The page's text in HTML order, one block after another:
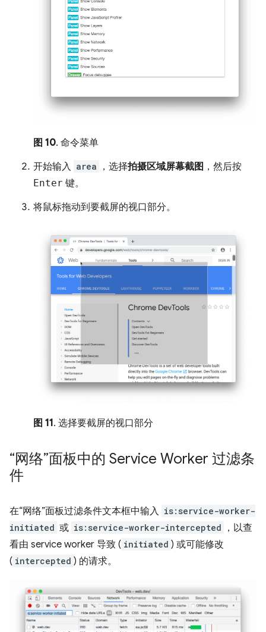
图 10. 命令菜单
开始输入 area ，选择拍摄区域屏幕截图 ，然后按
Enter 键。
将鼠标拖动到要截屏的视口部分。
图 11. 选择要截屏的视口部分
“网络”面板中的 Service Worker 过滤条
件
在“网络”面板过滤条件文本框中输入 is:service-worker-
initiated 或 is:service-worker-intercepted
，以查
看由 service worker 导致 ( initiated ) 或可能修改
( intercepted ) 的请求。